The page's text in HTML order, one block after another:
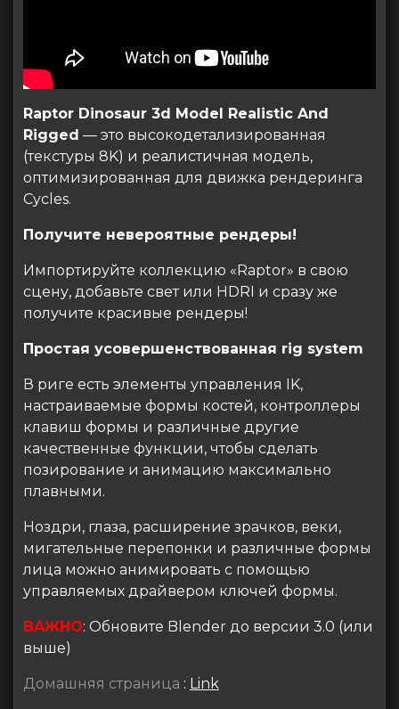
Raptor Dinosaur 3d Model Realistic And
Rigged — это высокодетализированная
(текстуры 8K) и реалистичная модель,
оптимизированная для движка рендеринга
Cycles.
Получите невероятные рендеры!
Импортируйте коллекцию «Raptor» в свою
сцену, добавьте свет или HDRI и сразу же
получите красивые рендеры!
Простая усовершенствованная rig system
В риге есть элементы управления IK,
настраиваемые формы костей, контроллеры
клавиш формы и различные другие
качественные функции, чтобы сделать
позирование и анимацию максимально
плавными.
Ноздри, глаза, расширение зрачков, веки,
мигательные перепонки и различные формы
лица можно анимировать с помощью
управляемых драйвером ключей формы.
ВАЖНО: Обновите Blender до версии 3.0 (или
выше)
Домашняя страница : Link